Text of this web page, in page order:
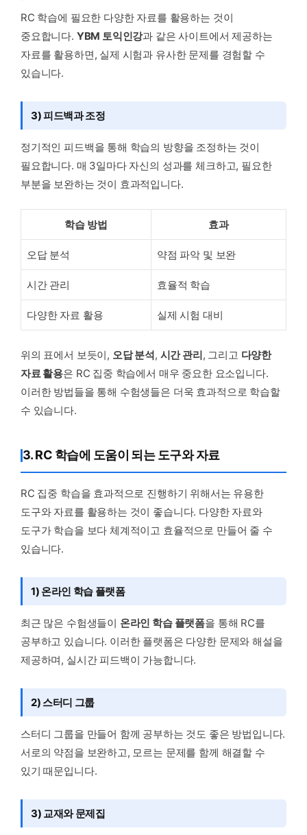
RC 학습에 필요한 다양한 자료를 활용하는 것이
중요합니다. YBM 토익인강과 같은 사이트에서 제공하는
자료를 활용하면, 실제 시험과 유사한 문제를 경험할 수
있습니다.
3) 피드백과 조정
정기적인 피드백을 통해 학습의 방향을 조정하는 것이
필요합니다. 매 3일마다 자신의 성과를 체크하고, 필요한
부분을 보완하는 것이 효과적입니다.
학습 방법 효과
오답 분석 약점 파악 및 보완
시간 관리 효율적 학습
다양한 자료 활용 실제 시험 대비
위의 표에서 보듯이, 오답 분석, 시간 관리, 그리고 다양한
자료 활용은 RC 집중 학습에서 매우 중요한 요소입니다.
이러한 방법들을 통해 수험생들은 더욱 효과적으로 학습할
수 있습니다.
3. RC 학습에 도움이 되는 도구와 자료
RC 집중 학습을 효과적으로 진행하기 위해서는 유용한
도구와 자료를 활용하는 것이 좋습니다. 다양한 자료와
도구가 학습을 보다 체계적이고 효율적으로 만들어 줄 수
있습니다.
1) 온라인 학습 플랫폼
최근 많은 수험생들이 온라인 학습 플랫폼을 통해 RC를
공부하고 있습니다. 이러한 플랫폼은 다양한 문제와 해설을
제공하며, 실시간 피드백이 가능합니다.
2) 스터디 그룹
스터디 그룹을 만들어 함께 공부하는 것도 좋은 방법입니다.
서로의 약점을 보완하고, 모르는 문제를 함께 해결할 수
있기 때문입니다.
3) 교재와 문제집